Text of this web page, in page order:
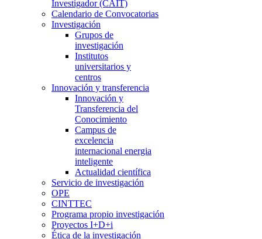
Investigador (CAIT)
Calendario de Convocatorias
Investigación
Grupos de
investigación
Institutos
universitarios y
centros
Innovación y transferencia
Innovación y
Transferencia del
Conocimiento
Campus de
excelencia
internacional energia
inteligente
Actualidad científica
Servicio de investigación
OPE
CINTTEC
Programa propio investigación
Proyectos I+D+i
Ética de la investigación